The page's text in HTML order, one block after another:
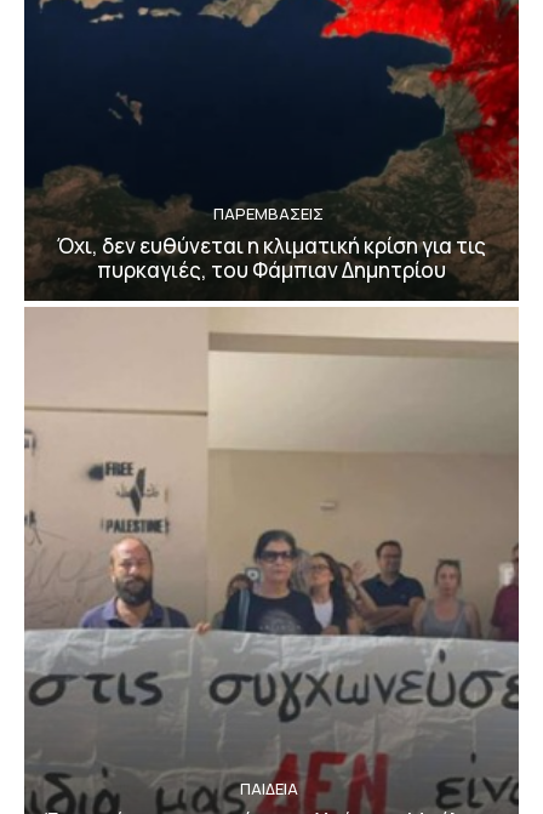
ΠΑΡΕΜΒΑΣΕΙΣ
Όχι, δεν ευθύνεται η κλιματική κρίση για τις
πυρκαγιές, του Φάμπιαν Δημητρίου
ΠΑΙΔΕΙΑ